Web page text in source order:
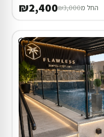
החל מ₪3,000
₪2,400